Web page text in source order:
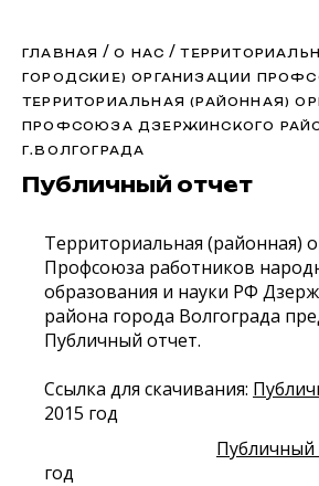
ГЛАВНАЯ /О НАС /
ГОРОДСКИЕ) ОРГАНИЗАЦИИ
ТЕРРИТОРИАЛЬНАЯ (РАЙОННАЯ)
ПРОФСОЮЗА ДЗЕРЖИНСКОГО
Г.ВОЛГОГРАДА
Публичный отчет
Территориальная (районная)
Профсоюза работников
образования и науки РФ
района города Волгограда
Публичный отчет.
Ссылка для скачивания:
2015 год
Публичный
год